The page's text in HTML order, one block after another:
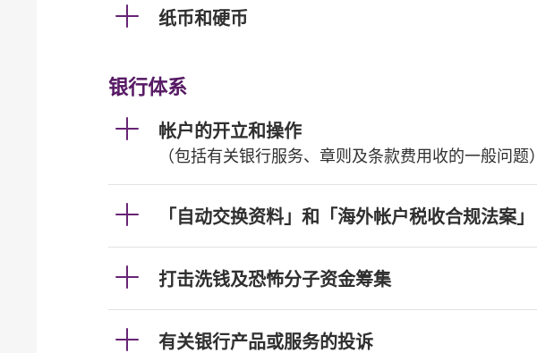
纸币和硬币
银行体系
帐户的开立和操作
（包括有关银行服务、章则及条款费用收的一般问题）
「自动交换资料」和「海外帐户税收合规法案」
打击洗钱及恐怖分子资金筹集
有关银行产品或服务的投诉